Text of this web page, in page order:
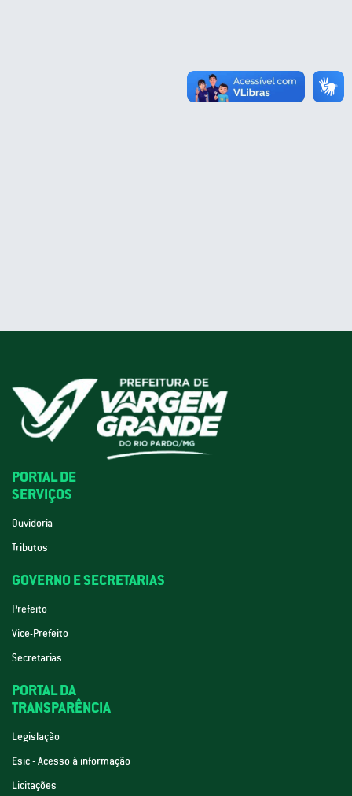
PORTAL DE
SERVIÇOS
Ouvidoria
Tributos
GOVERNO E SECRETARIAS
Prefeito
Vice-Prefeito
Secretarias
PORTAL DA
TRANSPARÊNCIA
Legislação
Esic - Acesso à informação
Licitações